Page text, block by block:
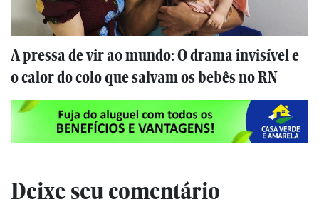
A pressa de vir ao mundo: O drama invisível e
o calor do colo que salvam os bebês no RN
Deixe seu comentário